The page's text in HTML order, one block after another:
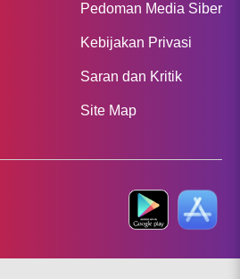
Pedoman Media Siber
Kebijakan Privasi
Saran dan Kritik
Site Map